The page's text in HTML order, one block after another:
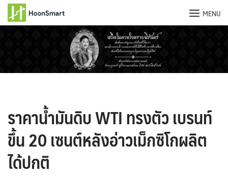
MENU
ราคาน้ำมันดิบ WTI ทรงตัว เบรนท์
ขึ้น 20 เซนต์หลังอ่าวเม็กซิโกผลิต
ได้ปกติ